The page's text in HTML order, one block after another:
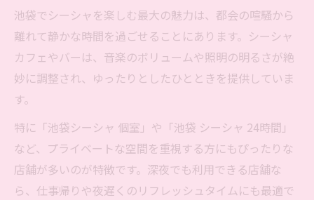
池袋でシーシャを楽しむ最大の魅力は、都会の喧騒から
離れて静かな時間を過ごせることにあります。シーシャ
カフェやバーは、音楽のボリュームや照明の明るさが絶
妙に調整され、ゆったりとしたひとときを提供していま
す。
特に「池袋シーシャ 個室」や「池袋 シーシャ 24時間」
など、プライベートな空間を重視する方にもぴったりな
店舗が多いのが特徴です。深夜でも利用できる店舗な
ら、仕事帰りや夜遅くのリフレッシュタイムにも最適で